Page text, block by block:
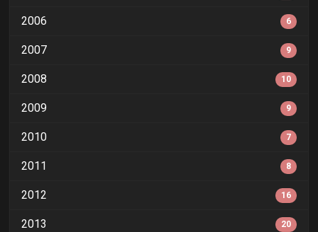
2006 6
2007 9
2008 10
2009 9
2010 7
2011 8
2012 16
2013 20